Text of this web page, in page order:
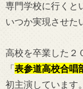
専門学校に行くと
いつか実現させた
高校を卒業した２
「表参道高校合唱
初主演しています。